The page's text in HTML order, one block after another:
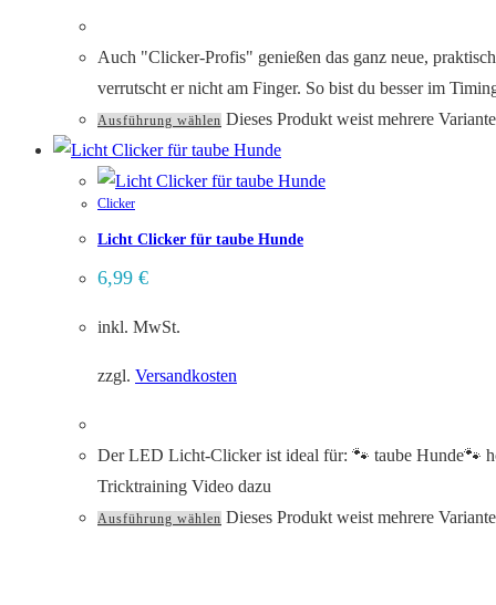
Auch "Clicker-Profis" genießen das ganz neue,
verrutscht er nicht am Finger. So bist du besser im
Ausführung wählen Dieses Produkt weist mehrere
Clicker
Licht Clicker für taube Hunde
6,99 €
inkl. MwSt.
zzgl. Versandkosten
Der LED Licht-Clicker ist ideal für: 🐾 taube Hunde🐾
Tricktraining Video dazu
Ausführung wählen Dieses Produkt weist mehrere